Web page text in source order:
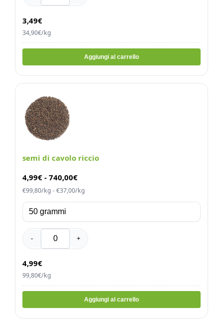
3,49€
34,90€/kg
Aggiungi al carrello
semi di cavolo riccio
4,99€ - 740,00€
€99,80/kg - €37,00/kg
- +
4,99€
99,80€/kg
Aggiungi al carrello